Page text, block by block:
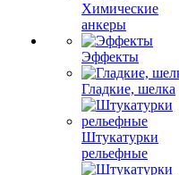
Химические
анкеры
Эффекты
Гладкие, шелка
Штукатурки
рельефные